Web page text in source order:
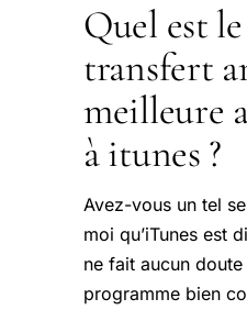
Quel est
transfert
meilleure
à itunes ?
Avez-vous un tel
moi qu’iTunes est
ne fait aucun
programme bien